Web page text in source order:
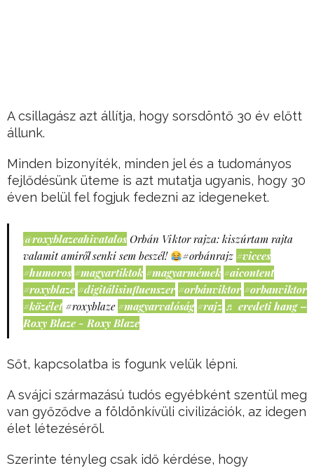
A csillagász azt állítja, hogy sorsdöntő 30 év előtt
állunk.
Minden bizonyíték, minden jel és a tudományos
fejlődésünk üteme is azt mutatja ugyanis, hogy 30
éven belül fel fogjuk fedezni az idegeneket.
@roxyblazeahivatalos Orbán Viktor rajza: kiszúrtam rajta
valamit amiről senki sem beszél!
#orbánrajz #vicces
#humoros #magyartiktok #magyarmémek #aicontent
#roxyblaze #digitálisinfluenszer #orbánviktor #orbanviktor
#közélet #roxyblaze #magyarvalóság #rajz ♬ eredeti hang –
Roxy Blaze - Roxy Blaze
Sőt, kapcsolatba is fogunk velük lépni.
A svájci származású tudós egyébként szentül meg
van győződve a földönkívüli civilizációk, az idegen
élet létezéséről.
Szerinte tényleg csak idő kérdése, hogy